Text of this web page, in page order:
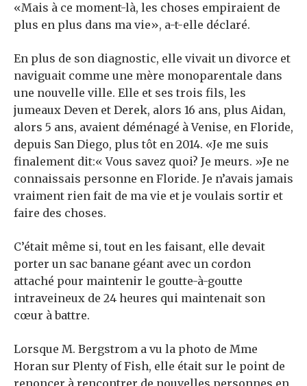
«Mais à ce moment-là, les choses empiraient de
plus en plus dans ma vie», a-t-elle déclaré.
En plus de son diagnostic, elle vivait un divorce et
naviguait comme une mère monoparentale dans
une nouvelle ville. Elle et ses trois fils, les
jumeaux Deven et Derek, alors 16 ans, plus Aidan,
alors 5 ans, avaient déménagé à Venise, en Floride,
depuis San Diego, plus tôt en 2014. «Je me suis
finalement dit:« Vous savez quoi? Je meurs. »Je ne
connaissais personne en Floride. Je n’avais jamais
vraiment rien fait de ma vie et je voulais sortir et
faire des choses.
C’était même si, tout en les faisant, elle devait
porter un sac banane géant avec un cordon
attaché pour maintenir le goutte-à-goutte
intraveineux de 24 heures qui maintenait son
cœur à battre.
Lorsque M. Bergstrom a vu la photo de Mme
Horan sur Plenty of Fish, elle était sur le point de